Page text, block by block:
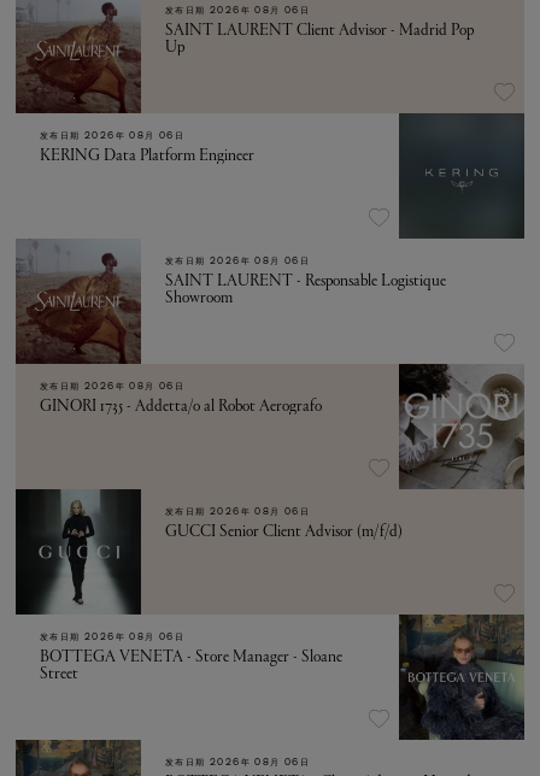
发布日期 2026年 08月 06日
SAINT LAURENT Client Advisor - Madrid Pop
Up
发布日期 2026年 08月 06日
KERING Data Platform Engineer
发布日期 2026年 08月 06日
SAINT LAURENT - Responsable Logistique
Showroom
发布日期 2026年 08月 06日
GINORI 1735 - Addetta/o al Robot Aerografo
发布日期 2026年 08月 06日
GUCCI Senior Client Advisor (m/f/d)
发布日期 2026年 08月 06日
BOTTEGA VENETA - Store Manager - Sloane
Street
发布日期 2026年 08月 06日